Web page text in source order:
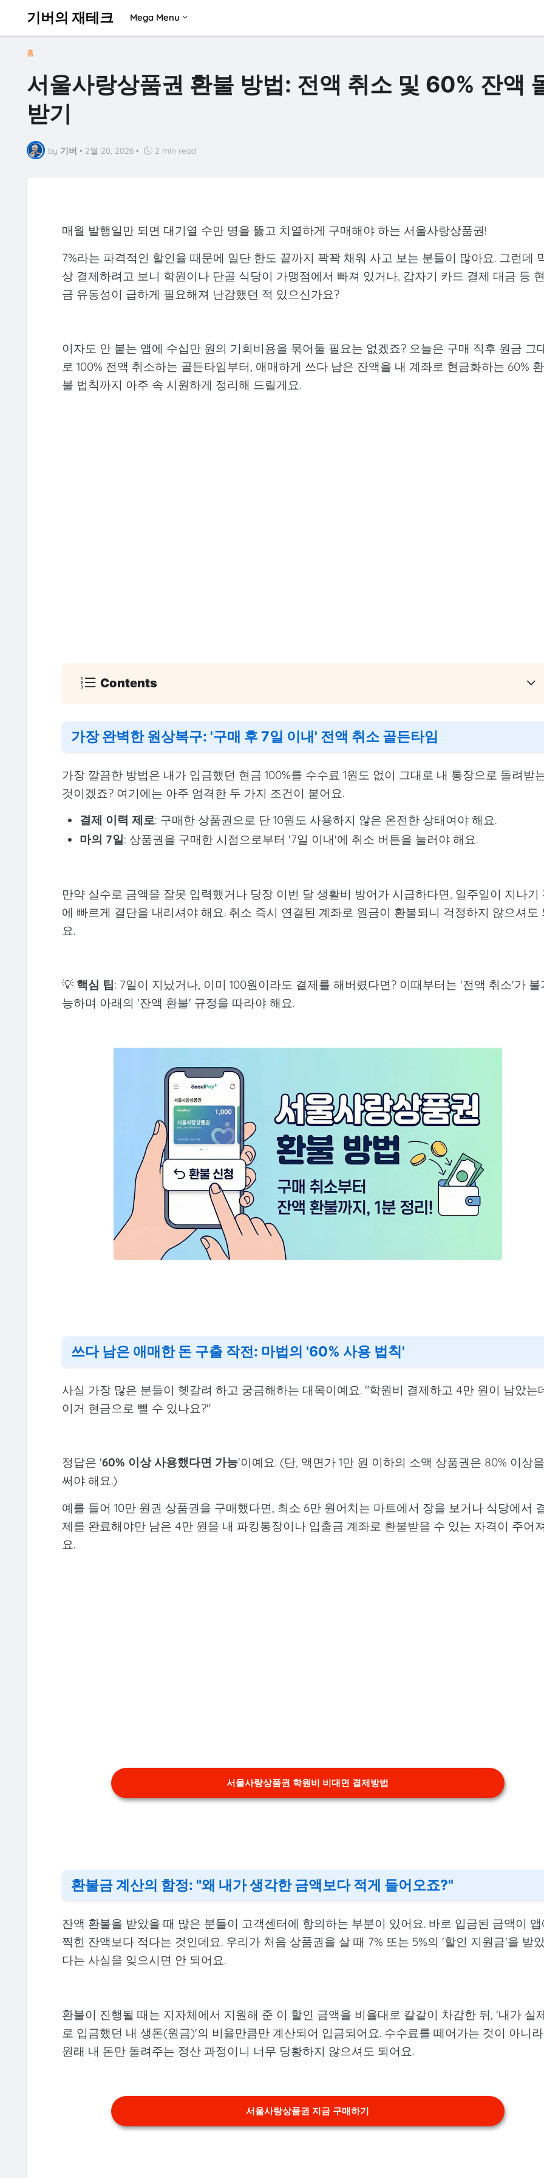
기버의 재테크 Mega Menu
홈
서울사랑상품권 환불 방법: 전액 취소 및 60% 잔액
받기
by 기버 • 2월 20, 2026 • 2 min read
매월 발행일만 되면 대기열 수만 명을 뚫고 치열하게 구매해야 하는 서울사랑상품권!
7%라는 파격적인 할인율 때문에 일단 한도 끝까지 꽉꽉 채워 사고 보는 분들이 많아요. 그런데
상 결제하려고 보니 학원이나 단골 식당이 가맹점에서 빠져 있거나, 갑자기 카드 결제 대금 등
금 유동성이 급하게 필요해져 난감했던 적 있으신가요?
이자도 안 붙는 앱에 수십만 원의 기회비용을 묶어둘 필요는 없겠죠? 오늘은 구매 직후 원금 그
로 100% 전액 취소하는 골든타임부터, 애매하게 쓰다 남은 잔액을 내 계좌로 현금화하는 60% 환
불 법칙까지 아주 속 시원하게 정리해 드릴게요.
Contents
가장 완벽한 원상복구: '구매 후 7일 이내' 전액 취소 골든타임
가장 깔끔한 방법은 내가 입금했던 현금 100%를 수수료 1원도 없이 그대로 내 통장으로 돌려받
것이겠죠? 여기에는 아주 엄격한 두 가지 조건이 붙어요.
결제 이력 제로: 구매한 상품권으로 단 10원도 사용하지 않은 온전한 상태여야 해요.
마의 7일: 상품권을 구매한 시점으로부터 '7일 이내'에 취소 버튼을 눌러야 해요.
만약 실수로 금액을 잘못 입력했거나 당장 이번 달 생활비 방어가 시급하다면, 일주일이 지나기
에 빠르게 결단을 내리셔야 해요. 취소 즉시 연결된 계좌로 원금이 환불되니 걱정하지 않으셔도
요.
💡 핵심 팁: 7일이 지났거나, 이미 100원이라도 결제를 해버렸다면? 이때부터는 '전액 취소'가 불
능하며 아래의 '잔액 환불' 규정을 따라야 해요.
쓰다 남은 애매한 돈 구출 작전: 마법의 '60% 사용 법칙'
사실 가장 많은 분들이 헷갈려 하고 궁금해하는 대목이예요. "학원비 결제하고 4만 원이 남았는
이거 현금으로 뺄 수 있나요?"
정답은 '60% 이상 사용했다면 가능'이예요. (단, 액면가 1만 원 이하의 소액 상품권은 80% 이상을
써야 해요.)
예를 들어 10만 원권 상품권을 구매했다면, 최소 6만 원어치는 마트에서 장을 보거나 식당에서
제를 완료해야만 남은 4만 원을 내 파킹통장이나 입출금 계좌로 환불받을 수 있는 자격이 주어
요.
서울사랑상품권 학원비 비대면 결제방법
환불금 계산의 함정: "왜 내가 생각한 금액보다 적게 들어오죠?"
잔액 환불을 받았을 때 많은 분들이 고객센터에 항의하는 부분이 있어요. 바로 입금된 금액이
찍힌 잔액보다 적다는 것인데요. 우리가 처음 상품권을 살 때 7% 또는 5%의 '할인 지원금'을 받
다는 사실을 잊으시면 안 되어요.
환불이 진행될 때는 지자체에서 지원해 준 이 할인 금액을 비율대로 칼같이 차감한 뒤, '내가 실
로 입금했던 내 생돈(원금)'의 비율만큼만 계산되어 입금되어요. 수수료를 떼어가는 것이 아니라
원래 내 돈만 돌려주는 정산 과정이니 너무 당황하지 않으셔도 되어요.
서울사랑상품권 지금 구매하기